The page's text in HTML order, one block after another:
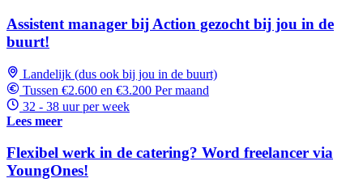
Assistent manager bij Action gezocht bij jou in de
buurt!
Landelijk (dus ook bij jou in de buurt)
Tussen €2.600 en €3.200 Per maand
32 - 38 uur per week
Lees meer
Flexibel werk in de catering? Word freelancer via
YoungOnes!